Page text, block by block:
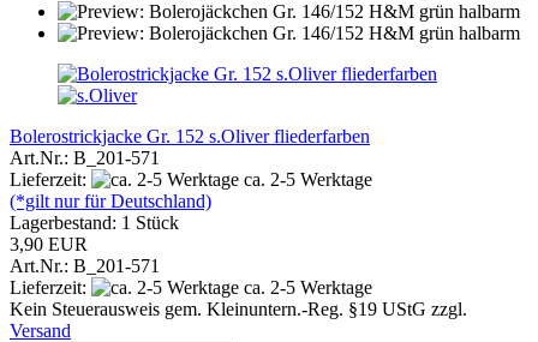
Bolerostrickjacke Gr. 152 s.Oliver fliederfarben
Art.Nr.: B_201-571
Lieferzeit:
ca. 2-5 Werktage
(*gilt nur für Deutschland)
Lagerbestand: 1 Stück
3,90 EUR
Art.Nr.: B_201-571
Lieferzeit:
ca. 2-5 Werktage
Kein Steuerausweis gem. Kleinuntern.-Reg. §19 UStG zzgl.
Versand